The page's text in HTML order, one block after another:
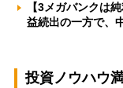
【3メガバンクは
益続出の一方で、
投資ノウハウ